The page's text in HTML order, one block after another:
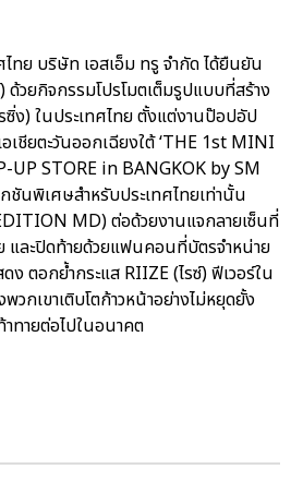
ทย บริษัท เอสเอ็ม ทรู จำกัด ได้ยืนยัน
ด้วยกิจกรรมโปรโมตเต็มรูปแบบที่สร้าง
ซิ่ง) ในประเทศไทย ตั้งแต่งานป๊อปอัป
เชียตะวันออกเฉียงใต้ ‘THE 1st MINI
STORE in BANGKOK by SM
ชันพิเศษสำหรับประเทศไทยเท่านั้น
MD) ต่อด้วยงานแจกลายเซ็นที่
และปิดท้ายด้วยแฟนคอนที่บัตรจำหน่าย
ตอกย้ำกระแส RIIZE (ไรซ์) ฟีเวอร์ใน
วกเขาเติบโตก้าวหน้าอย่างไม่หยุดยั้ง
ทายต่อไปในอนาคต